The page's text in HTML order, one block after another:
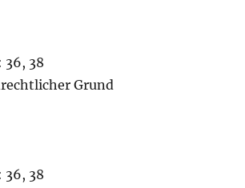
36, 38
Grund
36, 38